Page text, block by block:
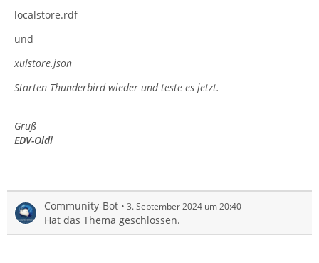
localstore.rdf
und
xulstore.json
Starten Thunderbird wieder und teste es jetzt.
Gruß
EDV-Oldi
Community-Bot 3. September 2024 um 20:40
Hat das Thema geschlossen.